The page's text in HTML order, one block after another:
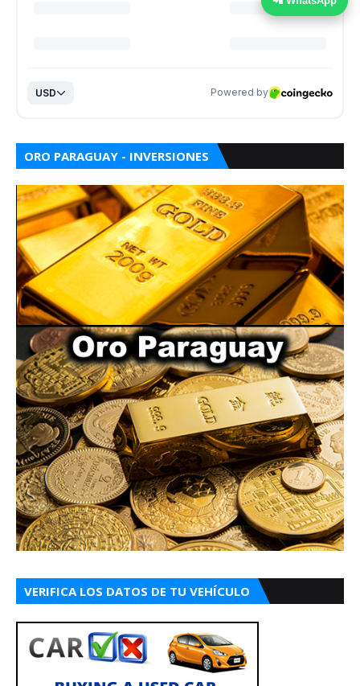
ORO PARAGUAY - INVERSIONES
VERIFICA LOS DATOS DE TU VEHÍCULO